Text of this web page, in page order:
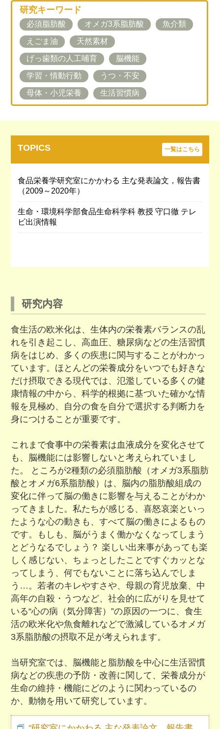
研究キーワード
必須脂肪酸 オメガ3系脂肪酸 魚介類
えごま油 天然素材
げっ歯類の人工哺育 脳機能
学習・情動行動 うつ・不安
母体・小児栄養 生活習慣病
TOPICS 一覧はこちら
食品栄養学研究室にかかわる 主な発表論文，報告書
（2009～2020年）
生命・環境科学部食品生命科学科 教授 守口徹 テレ
ビ出演情報
研究内容
食生活の欧米化は、生体内の栄養素バランスの乱
れを引き起こし、高血圧、糖尿病などの生活習慣
病をはじめ、多くの疾患に関与することがわかっ
ています。ほとんどの栄養成分をいつでも好きな
だけ摂取できる現代では、氾濫している多くの健
康情報の中から、科学的根拠に基づいた確かな情
報を見極め、自分の食を自分で選択する判断力を
身につけることが重要です。
これまで食事中の栄養素は血液成分を変化させて
も、脳機能には影響しないと考えられていまし
た。 ところが2種類の必須脂肪酸（オメガ3系脂肪
酸とオメガ6系脂肪酸）は、脳内の脂肪酸組成の
変化に伴って脳の働きに影響を与えることがわか
ってきました。私たちが感じる、喜怒哀楽といっ
たような心の動きも、すべて脳の働きによるもの
です。もしも、脳がうまく働かなくなってしまう
とどうなるでしょう？ 楽しい出来事があっても楽
しく感じない、ちょっとしたことですぐカッとな
ってしまう、何でもないことに落ち込んでしま
う…。若者のキレやすさや、母親の育児放棄、中
高年の自殺・うつなど、社会的に広がりを見せて
いる“心の病（気分障害）”の原因の一つに、食生
活の欧米化や魚食離れなどで激減しているオメガ
3系脂肪酸の摂取不足が考えられます。
当研究室では、脳機能と脂肪酸を中心に生活習慣
病などの疾患の予防・改善に関して、栄養成分が
生命の維持・機能にどのように関わっているの
か、動物を用いて研究しています。